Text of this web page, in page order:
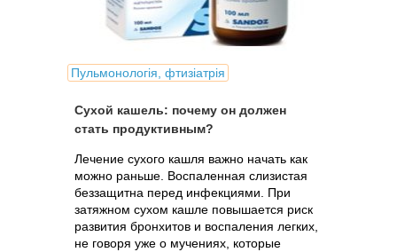
Пульмонологія, фтизіатрія
Сухой кашель: почему он должен
стать продуктивным?
Лечение сухого кашля важно начать как
можно раньше. Воспаленная слизистая
беззащитна перед инфекциями. При
затяжном сухом кашле повышается риск
развития бронхитов и воспаления легких,
не говоря уже о мучениях, которые